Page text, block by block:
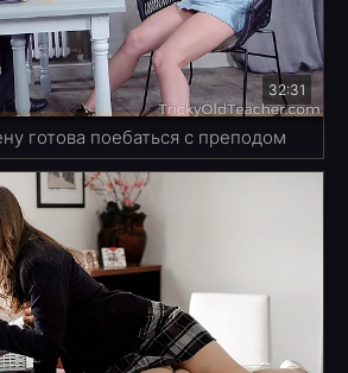
32:31
готова поебаться с преподом